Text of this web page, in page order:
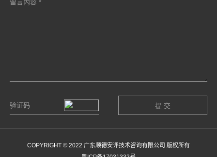
COPYRIGHT © 2022 广东顺德安评技术咨询有限公司 版权所有